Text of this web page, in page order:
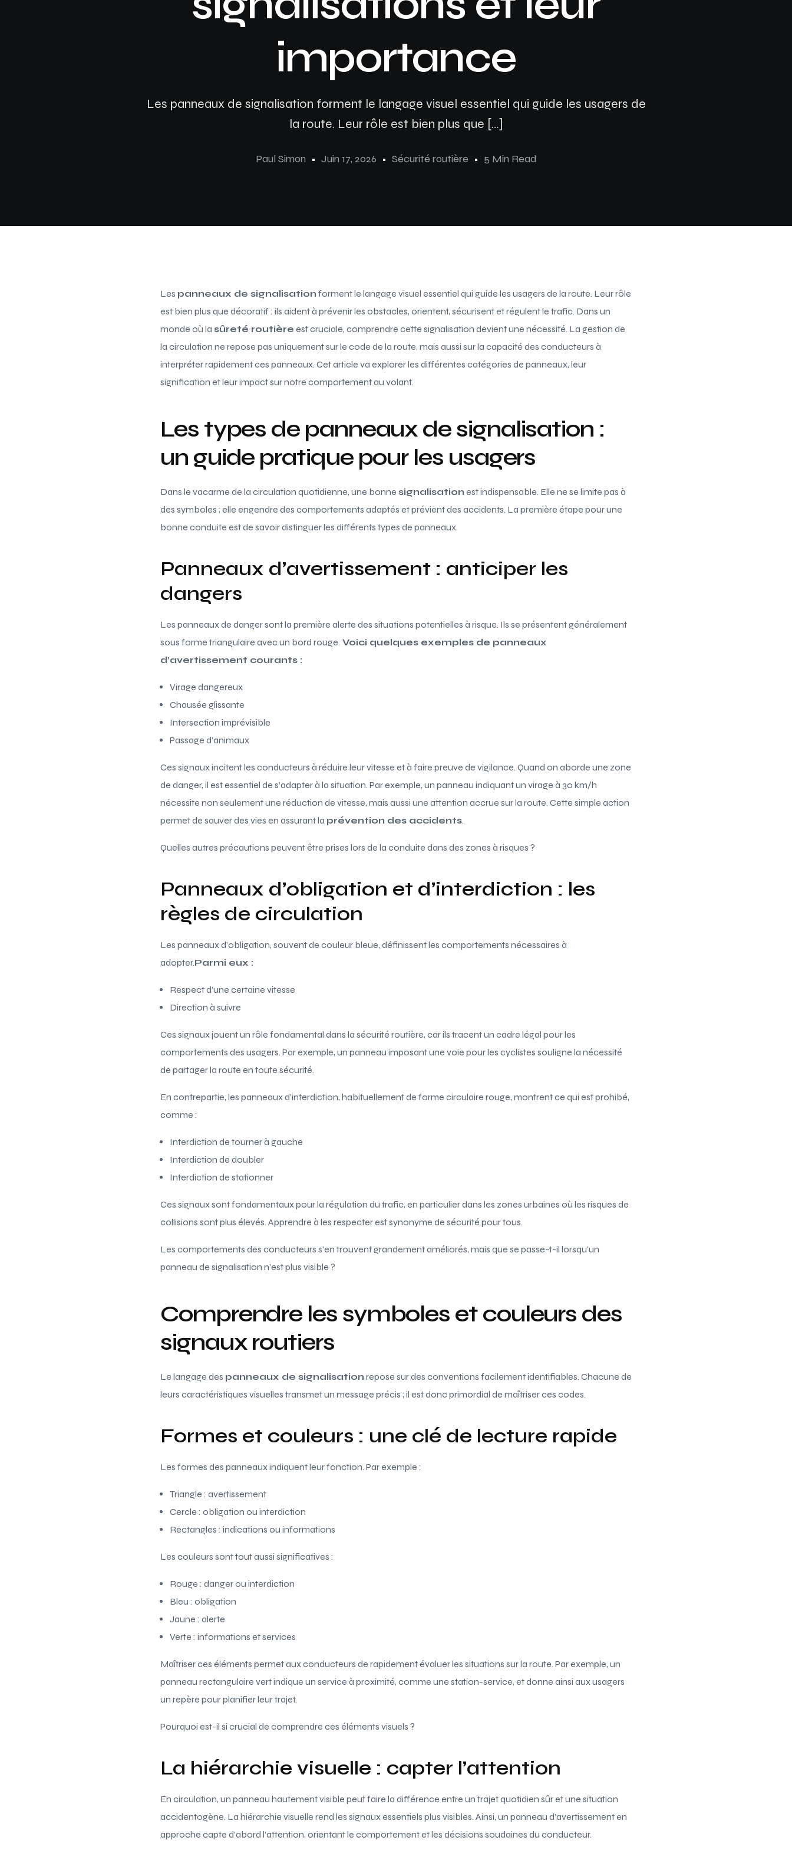
Assurance auto Toulouse
importance
Les panneaux de signalisation forment le langage visuel essentiel qui guide les usagers de
la route. Leur rôle est bien plus que […]
Paul Simon Juin 17, 2026 Sécurité routière 5 Min Read
Les panneaux de signalisation forment le langage visuel essentiel qui guide les usagers de la route. Leur rôle
est bien plus que décoratif : ils aident à prévenir les obstacles, orientent, sécurisent et régulent le trafic. Dans un
monde où la sûreté routière est cruciale, comprendre cette signalisation devient une nécessité. La gestion de
la circulation ne repose pas uniquement sur le code de la route, mais aussi sur la capacité des conducteurs à
interpréter rapidement ces panneaux. Cet article va explorer les différentes catégories de panneaux, leur
signification et leur impact sur notre comportement au volant.
Les types de panneaux de signalisation :
un guide pratique pour les usagers
Dans le vacarme de la circulation quotidienne, une bonne signalisation est indispensable. Elle ne se limite pas à
des symboles ; elle engendre des comportements adaptés et prévient des accidents. La première étape pour une
bonne conduite est de savoir distinguer les différents types de panneaux.
Panneaux d’avertissement : anticiper les
dangers
Les panneaux de danger sont la première alerte des situations potentielles à risque. Ils se présentent généralement
sous forme triangulaire avec un bord rouge. Voici quelques exemples de panneaux
d’avertissement courants :
Virage dangereux
Chausée glissante
Intersection imprévisible
Passage d’animaux
Ces signaux incitent les conducteurs à réduire leur vitesse et à faire preuve de vigilance. Quand on aborde une zone
de danger, il est essentiel de s’adapter à la situation. Par exemple, un panneau indiquant un virage à 30 km/h
nécessite non seulement une réduction de vitesse, mais aussi une attention accrue sur la route. Cette simple action
permet de sauver des vies en assurant la prévention des accidents.
Quelles autres précautions peuvent être prises lors de la conduite dans des zones à risques ?
Panneaux d’obligation et d’interdiction : les
règles de circulation
Les panneaux d’obligation, souvent de couleur bleue, définissent les comportements nécessaires à
adopter.Parmi eux :
Respect d’une certaine vitesse
Direction à suivre
Ces signaux jouent un rôle fondamental dans la sécurité routière, car ils tracent un cadre légal pour les
comportements des usagers. Par exemple, un panneau imposant une voie pour les cyclistes souligne la nécessité
de partager la route en toute sécurité.
En contrepartie, les panneaux d’interdiction, habituellement de forme circulaire rouge, montrent ce qui est prohibé,
comme :
Interdiction de tourner à gauche
Interdiction de doubler
Interdiction de stationner
Ces signaux sont fondamentaux pour la régulation du trafic, en particulier dans les zones urbaines où les risques de
collisions sont plus élevés. Apprendre à les respecter est synonyme de sécurité pour tous.
Les comportements des conducteurs s’en trouvent grandement améliorés, mais que se passe-t-il lorsqu’un
panneau de signalisation n’est plus visible ?
Comprendre les symboles et couleurs des
signaux routiers
Le langage des panneaux de signalisation repose sur des conventions facilement identifiables. Chacune de
leurs caractéristiques visuelles transmet un message précis ; il est donc primordial de maîtriser ces codes.
Formes et couleurs : une clé de lecture rapide
Les formes des panneaux indiquent leur fonction. Par exemple :
Triangle : avertissement
Cercle : obligation ou interdiction
Rectangles : indications ou informations
Les couleurs sont tout aussi significatives :
Rouge : danger ou interdiction
Bleu : obligation
Jaune : alerte
Verte : informations et services
Maîtriser ces éléments permet aux conducteurs de rapidement évaluer les situations sur la route. Par exemple, un
panneau rectangulaire vert indique un service à proximité, comme une station-service, et donne ainsi aux usagers
un repère pour planifier leur trajet.
Pourquoi est-il si crucial de comprendre ces éléments visuels ?
La hiérarchie visuelle : capter l’attention
En circulation, un panneau hautement visible peut faire la différence entre un trajet quotidien sûr et une situation
accidentogène. La hiérarchie visuelle rend les signaux essentiels plus visibles. Ainsi, un panneau d’avertissement en
approche capte d’abord l’attention, orientant le comportement et les décisions soudaines du conducteur.